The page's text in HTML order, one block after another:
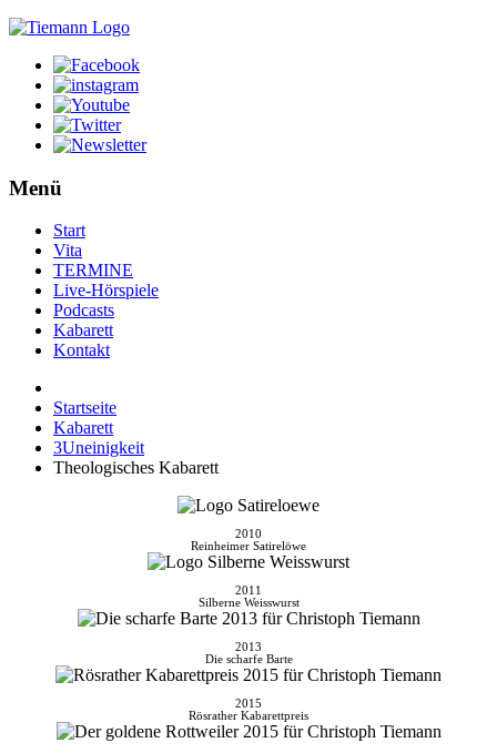
Menü
Start
Vita
TERMINE
Live-Hörspiele
Podcasts
Kabarett
Kontakt
Startseite
Kabarett
3Uneinigkeit
Theologisches Kabarett
2010
Reinheimer Satirelöwe
2011
Silberne Weisswurst
2013
Die scharfe Barte
2015
Rösrather Kabarettpreis